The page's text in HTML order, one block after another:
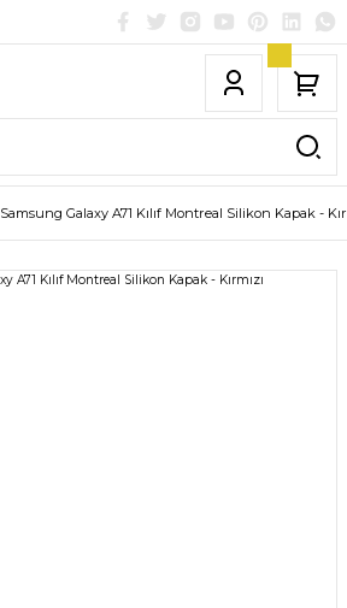
Samsung Galaxy A71 Kılıf Montreal Silikon Kapak -